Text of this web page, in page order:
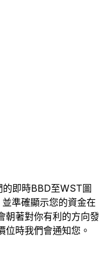
即時BBD至WST圖
準確顯示您的資金在
朝著對你有利的方向發
位時我們會通知您。